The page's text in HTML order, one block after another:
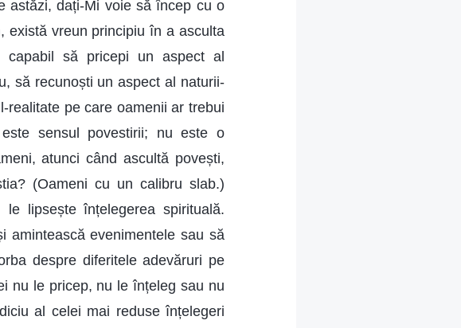
astăzi, dați-Mi voie să încep cu o
există vreun principiu în a asculta
să pricepi un aspect al
să recunoști un aspect al naturii-
realitate pe care oamenii ar trebui
sensul povestirii; nu este o
atunci când ascultă povești,
(Oameni cu un calibru slab.)
lipsește înțelegerea spirituală.
amintească evenimentele sau să
despre diferitele adevăruri pe
nu le pricep, nu le înțeleg sau nu
al celei mai reduse înțelegeri